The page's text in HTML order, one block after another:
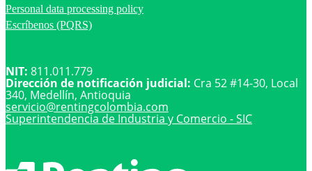
Personal data processing policy
Escríbenos (PQRS)
NIT: 811.011.779
Dirección de notificación judicial: Cra 52 #14-30, Local
340, Medellín, Antioquia
servicio@rentingcolombia.com
Superintendencia de Industria y Comercio - SIC